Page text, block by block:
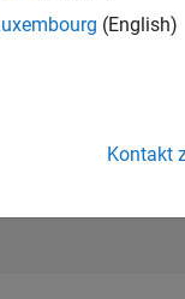
(English)
Kontakt